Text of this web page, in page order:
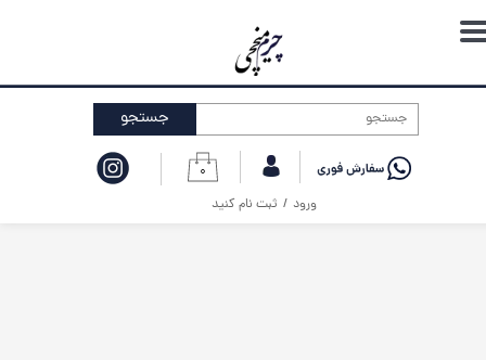
۰
ورود / ثبت نام کنید
حساب کاربری من
تغییر گذر واژه
خروج از حساب کاربری
جستجو